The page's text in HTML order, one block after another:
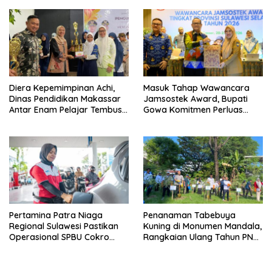
Diera Kepemimpinan Achi,
Dinas Pendidikan Makassar
Antar Enam Pelajar Tembus
Masuk Tahap Wawancara
Jamsostek Award, Bupati
Gowa Komitmen Perluas
Pertamina Patra Niaga
Regional Sulawesi Pastikan
Operasional SPBU Cokro
Penanaman Tabebuya
Kuning di Monumen Mandala,
Rangkaian Ulang Tahun PNM